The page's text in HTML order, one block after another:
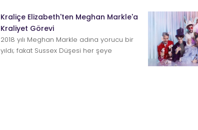
Kraliçe Elizabeth'ten Meghan Markle'a
Kraliyet Görevi
2018 yılı Meghan Markle adına yorucu bir
yıldı; fakat Sussex Düşesi her şeye